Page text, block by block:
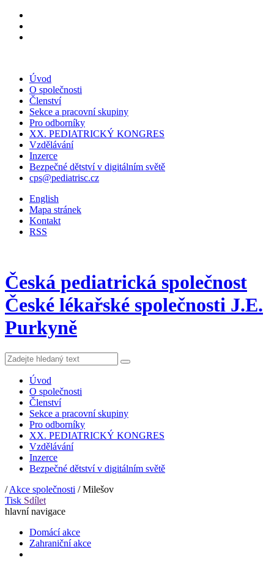
Úvod
O společnosti
Členství
Sekce a pracovní skupiny
Pro odborníky
XX. PEDIATRICKÝ KONGRES
Vzdělávání
Inzerce
Bezpečné dětství v digitálním světě
cps@pediatrisc.cz
English
Mapa stránek
Kontakt
RSS
Česká pediatrická společnost
České lékařské společnosti J.E.
Purkyně
Úvod
O společnosti
Členství
Sekce a pracovní skupiny
Pro odborníky
XX. PEDIATRICKÝ KONGRES
Vzdělávání
Inzerce
Bezpečné dětství v digitálním světě
/Akce společnosti /Milešov
Tisk Sdílet
hlavní navigace
Domácí akce
Zahraniční akce